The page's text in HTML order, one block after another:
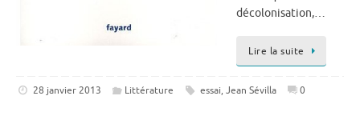
décolonisation,…
Lire la suite
28 janvier 2013 Littérature essai, Jean Sévilla 0